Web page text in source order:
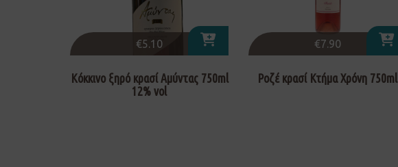
€5.10
Κόκκινο ξηρό κρασί Αμύντας 750ml
12% vol
€7.90
Ροζέ κρασί Κτήμα Χρόνη 750ml